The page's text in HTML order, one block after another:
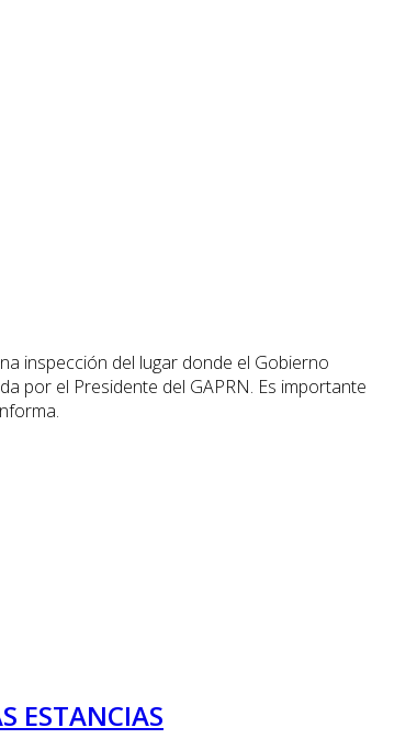
inspección del lugar donde el Gobierno
por el Presidente del GAPRN. Es importante
ESTANCIAS